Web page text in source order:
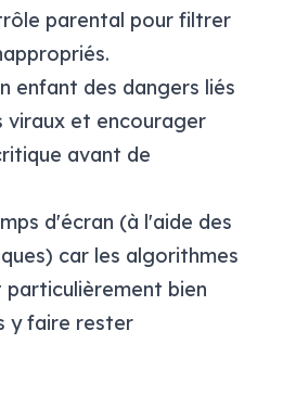
parental pour filtrer
enfant des dangers liés
viraux et encourager
avant de
d'écran (à l'aide des
car les algorithmes
particulièrement bien
y faire rester